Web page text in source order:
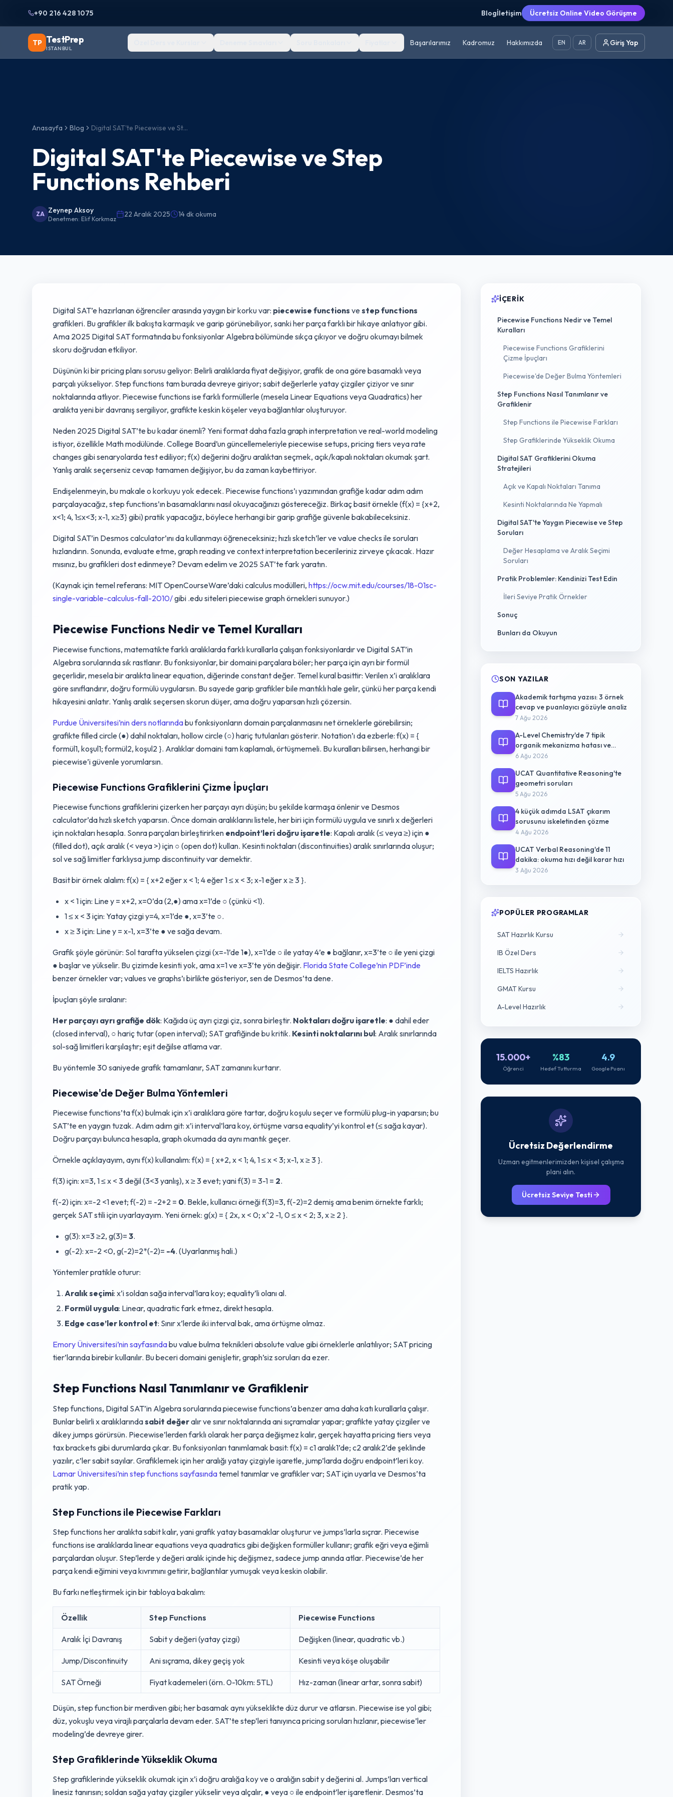
+90 216 428 1075 Blogİletişim Ücretsiz Online Video Görüşme
TP TestPrep
ISTANBUL
Başarılarımız Kadromuz Hakkımızda EN AR Giriş Yap
Anasayfa Blog Digital SAT'te Piecewise ve Step Functions Rehberi
Digital SAT'te Piecewise ve Step
Functions Rehberi
ZA Zeynep Aksoy
Denetmen: Elif Korkmaz
22 Aralık 2025 14 dk okuma
Digital SAT’e hazırlanan öğrenciler arasında yaygın bir korku var: piecewise functions vestep functions
grafikleri. Bu grafikler ilk bakışta karmaşık ve garip görünebiliyor, sanki her parça farklı bir hikaye anlatıyor gibi.
Ama 2025 Digital SAT formatında bu fonksiyonlar Algebra bölümünde sıkça çıkıyor ve doğru okumayı bilmek
skoru doğrudan etkiliyor.
Düşünün ki bir pricing planı sorusu geliyor: Belirli aralıklarda fiyat değişiyor, grafik de ona göre basamaklı veya
parçalı yükseliyor. Step functions tam burada devreye giriyor; sabit değerlerle yatay çizgiler çiziyor ve sınır
noktalarında atlıyor. Piecewise functions ise farklı formüllerle (mesela Linear Equations veya Quadratics) her
aralıkta yeni bir davranış sergiliyor, grafikte keskin köşeler veya bağlantılar oluşturuyor.
Neden 2025 Digital SAT’te bu kadar önemli? Yeni format daha fazla graph interpretation ve real-world modeling
istiyor, özellikle Math modülünde. College Board’un güncellemeleriyle piecewise setups, pricing tiers veya rate
changes gibi senaryolarda test ediliyor; f(x) değerini doğru aralıktan seçmek, açık/kapalı noktaları okumak şart.
Yanlış aralık seçerseniz cevap tamamen değişiyor, bu da zaman kaybettiriyor.
Endişelenmeyin, bu makale o korkuyu yok edecek. Piecewise functions’ı yazımından grafiğe kadar adım adım
parçalayacağız, step functions’ın basamaklarını nasıl okuyacağınızı göstereceğiz. Birkaç basit örnekle (f(x) = {x+2,
x<1; 4, 1≤x<3; x-1, x≥3} gibi) pratik yapacağız, böylece herhangi bir garip grafiğe güvenle bakabileceksiniz.
Digital SAT’in Desmos calculator’ını da kullanmayı öğreneceksiniz; hızlı sketch’ler ve value checks ile soruları
hızlandırın. Sonunda, evaluate etme, graph reading ve context interpretation becerileriniz zirveye çıkacak. Hazır
mısınız, bu grafikleri dost edinmeye? Devam edelim ve 2025 SAT’te fark yaratın.
(Kaynak için temel referans: MIT OpenCourseWare’daki calculus modülleri, https://ocw.mit.edu/courses/18-01sc-
single-variable-calculus-fall-2010/gibi .edu siteleri piecewise graph örnekleri sunuyor.)
Piecewise Functions Nedir ve Temel Kuralları
Piecewise functions, matematikte farklı aralıklarda farklı kurallarla çalışan fonksiyonlardır ve Digital SAT’in
Algebra sorularında sık rastlanır. Bu fonksiyonlar, bir domaini parçalara böler; her parça için ayrı bir formül
geçerlidir, mesela bir aralıkta linear equation, diğerinde constant değer. Temel kural basittir: Verilen x’i aralıklara
göre sınıflandırır, doğru formülü uygularsın. Bu sayede garip grafikler bile mantıklı hale gelir, çünkü her parça kendi
hikayesini anlatır. Yanlış aralık seçersen skorun düşer, ama doğru yaparsan hızlı çözersin.
Purdue Üniversitesi’nin ders notlarındabu fonksiyonların domain parçalanmasını net örneklerle görebilirsin;
grafikte filled circle (●) dahil noktaları, hollow circle (○) hariç tutulanları gösterir. Notation’ı da ezberle: f(x) = {
formül1, koşul1; formül2, koşul2 }. Aralıklar domaini tam kaplamalı, örtüşmemeli. Bu kuralları bilirsen, herhangi bir
piecewise’i güvenle yorumlarsın.
Piecewise Functions Grafiklerini Çizme İpuçları
Piecewise functions grafiklerini çizerken her parçayı ayrı düşün; bu şekilde karmaşa önlenir ve Desmos
calculator’da hızlı sketch yaparsın. Önce domain aralıklarını listele, her biri için formülü uygula ve sınırlı x değerleri
için noktaları hesapla. Sonra parçaları birleştirirken endpoint’leri doğru işaretle: Kapalı aralık (≤ veya ≥) için ●
(filled dot), açık aralık (< veya >) için ○ (open dot) kullan. Kesinti noktaları (discontinuities) aralık sınırlarında oluşur;
sol ve sağ limitler farklıysa jump discontinuity var demektir.
Basit bir örnek alalım: f(x) = { x+2 eğer x < 1; 4 eğer 1 ≤ x < 3; x-1 eğer x ≥ 3 }.
x < 1 için: Line y = x+2, x=0’da (2,●) ama x=1’de ○ (çünkü <1).
1 ≤ x < 3 için: Yatay çizgi y=4, x=1’de ●, x=3’te ○.
x ≥ 3 için: Line y = x-1, x=3’te ● ve sağa devam.
Grafik şöyle görünür: Sol tarafta yükselen çizgi (x=-1’de 1●), x=1’de ○ ile yatay 4’e ● bağlanır, x=3’te ○ ile yeni çizgi
● başlar ve yükselir. Bu çizimde kesinti yok, ama x=1 ve x=3’te yön değişir. Florida State College’nin PDF’inde
benzer örnekler var; values ve graphs’ı birlikte gösteriyor, sen de Desmos’ta dene.
İpuçları şöyle sıralanır:
Her parçayı ayrı grafiğe dök: Kağıda üç ayrı çizgi çiz, sonra birleştir. Noktaları doğru işaretle: ● dahil eder
(closed interval), ○ hariç tutar (open interval); SAT grafiğinde bu kritik. Kesinti noktalarını bul: Aralık sınırlarında
sol-sağ limitleri karşılaştır; eşit değilse atlama var.
Bu yöntemle 30 saniyede grafik tamamlanır, SAT zamanını kurtarır.
Piecewise'de Değer Bulma Yöntemleri
Piecewise functions’ta f(x) bulmak için x’i aralıklara göre tartar, doğru koşulu seçer ve formülü plug-in yaparsın; bu
SAT’te en yaygın tuzak. Adım adım git: x’i interval’lara koy, örtüşme varsa equality’yi kontrol et (≤ sağa kayar).
Doğru parçayı bulunca hesapla, graph okumada da aynı mantık geçer.
Örnekle açıklayayım, aynı f(x) kullanalım: f(x) = { x+2, x < 1; 4, 1 ≤ x < 3; x-1, x ≥ 3 }.
f(3) için: x=3, 1 ≤ x < 3 değil (3<3 yanlış), x ≥ 3 evet; yani f(3) = 3-1 = 2.
f(-2) için: x=-2 <1 evet; f(-2) = -2+2 = 0. Bekle, kullanıcı örneği f(3)=3, f(-2)=2 demiş ama benim örnekte farklı;
gerçek SAT stili için uyarlayayım. Yeni örnek: g(x) = { 2x, x < 0; x^2 -1, 0 ≤ x < 2; 3, x ≥ 2 }.
g(3): x=3 ≥2, g(3)= 3.
g(-2): x=-2 <0, g(-2)=2*(-2)= -4. (Uyarlanmış hali.)
Yöntemler pratikle oturur:
Aralık seçimi: x’i soldan sağa interval’lara koy; equality’li olanı al.
Formül uygula: Linear, quadratic fark etmez, direkt hesapla.
Edge case’ler kontrol et: Sınır x’lerde iki interval bak, ama örtüşme olmaz.
Emory Üniversitesi’nin sayfasındabu value bulma teknikleri absolute value gibi örneklerle anlatılıyor; SAT pricing
tier’larında birebir kullanılır. Bu beceri domaini genişletir, graph’siz soruları da ezer.
Step Functions Nasıl Tanımlanır ve Grafiklenir
Step functions, Digital SAT’in Algebra sorularında piecewise functions’a benzer ama daha katı kurallarla çalışır.
Bunlar belirli x aralıklarındasabit değeralır ve sınır noktalarında ani sıçramalar yapar; grafikte yatay çizgiler ve
dikey jumps görürsün. Piecewise’lerden farklı olarak her parça değişmez kalır, gerçek hayatta pricing tiers veya
tax brackets gibi durumlarda çıkar. Bu fonksiyonları tanımlamak basit: f(x) = c1 aralık1’de; c2 aralık2’de şeklinde
yazılır, c’ler sabit sayılar. Grafiklemek için her aralığı yatay çizgiyle işaretle, jump’larda doğru endpoint’leri koy.
Lamar Üniversitesi’nin step functions sayfasındatemel tanımlar ve grafikler var; SAT için uyarla ve Desmos’ta
pratik yap.
Step Functions ile Piecewise Farkları
Step functions her aralıkta sabit kalır, yani grafik yatay basamaklar oluşturur ve jumps’larla sıçrar. Piecewise
functions ise aralıklarda linear equations veya quadratics gibi değişken formüller kullanır; grafik eğri veya eğimli
parçalardan oluşur. Step’lerde y değeri aralık içinde hiç değişmez, sadece jump anında atlar. Piecewise’de her
parça kendi eğimini veya kıvrımını getirir, bağlantılar yumuşak veya keskin olabilir.
Bu farkı netleştirmek için bir tabloya bakalım:
Özellik Step Functions Piecewise Functions
Aralık İçi Davranış Sabit y değeri (yatay çizgi) Değişken (linear, quadratic vb.)
Jump/Discontinuity Ani sıçrama, dikey geçiş yok Kesinti veya köşe oluşabilir
SAT Örneği Fiyat kademeleri (örn. 0-10km: 5TL) Hız-zaman (linear artar, sonra sabit)
Düşün, step function bir merdiven gibi; her basamak aynı yükseklikte düz durur ve atlarsın. Piecewise ise yol gibi;
düz, yokuşlu veya virajlı parçalarla devam eder. SAT’te step’leri tanıyınca pricing soruları hızlanır, piecewise’ler
modeling’de devreye girer.
Step Grafiklerinde Yükseklik Okuma
Step grafiklerinde yükseklik okumak için x’i doğru aralığa koy ve o aralığın sabit y değerini al. Jumps’ları vertical
linesiz tanırısın; soldan sağa yatay çizgiler yükselir veya alçalır, ● veya ○ ile endpoint’ler işaretlenir. Desmos’ta
İÇERIK
Piecewise Functions Nedir ve Temel
Kuralları
Piecewise Functions Grafiklerini
Çizme İpuçları
Piecewise'de Değer Bulma Yöntemleri
Step Functions Nasıl Tanımlanır ve
Grafiklenir
Step Functions ile Piecewise Farkları
Step Grafiklerinde Yükseklik Okuma
Digital SAT Grafiklerini Okuma
Stratejileri
Açık ve Kapalı Noktaları Tanıma
Kesinti Noktalarında Ne Yapmalı
Digital SAT'te Yaygın Piecewise ve Step
Soruları
Değer Hesaplama ve Aralık Seçimi
Soruları
Pratik Problemler: Kendinizi Test Edin
İleri Seviye Pratik Örnekler
Sonuç
Bunları da Okuyun
SON YAZILAR
Akademik tartışma yazısı: 3 örnek
cevap ve puanlayıcı gözüyle analiz
7 Ağu 2026
A-Level Chemistry'de 7 tipik
organik mekanizma hatası ve
düzeltme yolu
6 Ağu 2026
UCAT Quantitative Reasoning'te
geometri soruları
5 Ağu 2026
4 küçük adımda LSAT çıkarım
sorusunu iskeletinden çözme
4 Ağu 2026
UCAT Verbal Reasoning'de 11
dakika: okuma hızı değil karar hızı
3 Ağu 2026
POPÜLER PROGRAMLAR
SAT Hazırlık Kursu
IB Özel Ders
IELTS Hazırlık
GMAT Kursu
A-Level Hazırlık
15.000+
Öğrenci
%83
Hedef Tutturma
4.9
Google Puanı
Ücretsiz Değerlendirme
Uzman egitmenlerimizden kişisel çalışma
plani alın.
Ücretsiz Seviye Testi